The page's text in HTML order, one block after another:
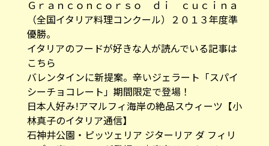
Ｇｒａｎｃｏｎｃｏｒｓｏ ｄｉ ｃｕｃｉｎａ
（全国イタリア料理コンクール）２０１３年度準
優勝。
イタリアのフードが好きな人が読んでいる記事は
こちら
バレンタインに新提案。辛いジェラート「スパイ
シーチョコレート」期間限定で登場！
日本人好み!アマルフィ海岸の絶品スウィーツ【小
林真子のイタリア通信】
石神井公園・ピッツェリア ジターリア ダ フィリ